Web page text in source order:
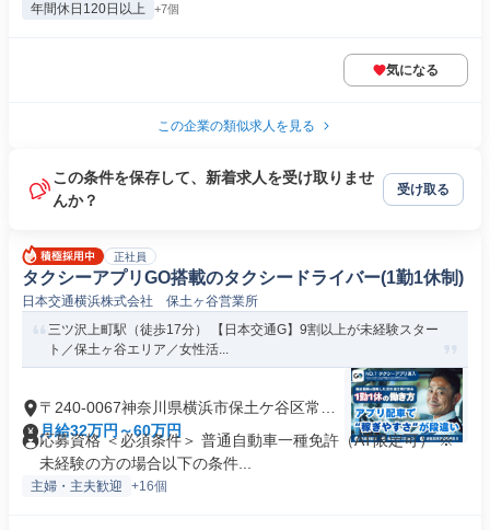
年間休日120日以上 +7個
気になる
この企業の類似求人を見る
この条件を保存して、新着求人を受け取りませ
んか？
受け取る
正社員
タクシーアプリGO搭載のタクシードライバー(1勤1休制)
日本交通横浜株式会社 保土ヶ谷営業所
三ツ沢上町駅（徒歩17分） 【日本交通G】9割以上が未経験スター
ト／保土ヶ谷エリア／女性活...
〒240-0067神奈川県横浜市保土ケ谷区常盤
台
月給32万円～60万円
応募資格 ＜必須条件＞ 普通自動車一種免許（AT限定可） ※
未経験の方の場合以下の条件...
主婦・主夫歓迎 +16個